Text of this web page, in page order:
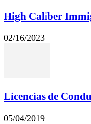
High Caliber
02/16/2023
Licencias de
05/04/2019